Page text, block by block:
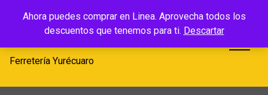
Ahora puedes comprar en Linea. Aprovecha todos los
descuentos que tenemos para ti. Descartar
Ferretería
Yurécuaro
Ferretería Yurécuaro